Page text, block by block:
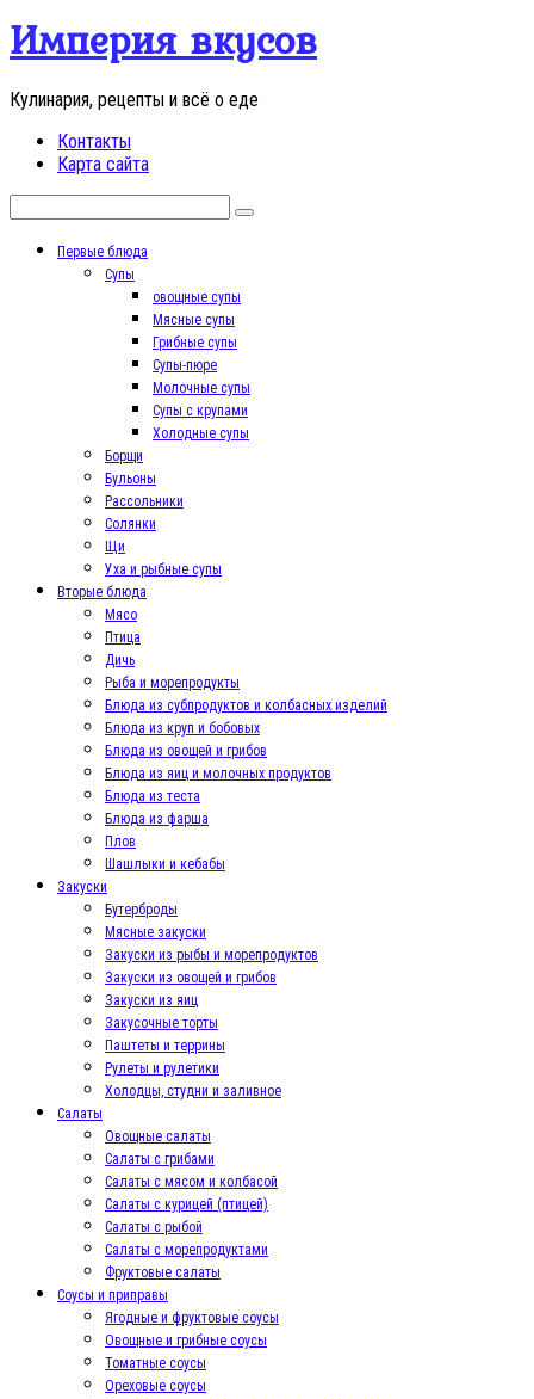
Перейти
контенту
Империя вкусов
Кулинария, рецепты и всё о еде
Контакты
Карта сайта
Первые блюда
Супы
овощные супы
Мясные супы
Грибные супы
Супы-пюре
Молочные супы
Супы с крупами
Холодные супы
Борщи
Бульоны
Рассольники
Солянки
Щи
Уха и рыбные супы
Вторые блюда
Мясо
Птица
Дичь
Рыба и морепродукты
Блюда из субпродуктов и колбасных изделий
Блюда из круп и бобовых
Блюда из овощей и грибов
Блюда из яиц и молочных продуктов
Блюда из теста
Блюда из фарша
Плов
Шашлыки и кебабы
Закуски
Бутерброды
Мясные закуски
Закуски из рыбы и морепродуктов
Закуски из овощей и грибов
Закуски из яиц
Закусочные торты
Паштеты и террины
Рулеты и рулетики
Холодцы, студни и заливное
Салаты
Овощные салаты
Салаты с грибами
Салаты с мясом и колбасой
Салаты с курицей (птицей)
Салаты с рыбой
Салаты с морепродуктами
Фруктовые салаты
Соусы и приправы
Ягодные и фруктовые соусы
Овощные и грибные соусы
Томатные соусы
Ореховые соусы